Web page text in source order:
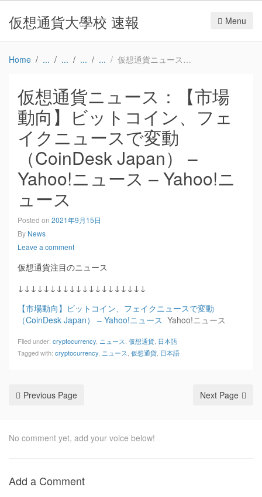
仮想通貨大學校 速報 Menu
Home 仮想通貨ニュース：【市場動向】ビットコイン、フェイクニュースで変動（CoinDesk Japan） – Yahoo!ニュース – Yahoo!ニュース
仮想通貨ニュース：【市場
動向】ビットコイン、フェ
イクニュースで変動
（CoinDesk Japan） –
Yahoo!ニュース – Yahoo!ニ
ュース
Posted on 2021年9月15日
By News
Leave a comment
仮想通貨注目のニュース
↓↓↓↓↓↓↓↓↓↓↓↓↓↓↓↓↓↓↓↓
【市場動向】ビットコイン、フェイクニュースで変動
（CoinDesk Japan） – Yahoo!ニュース Yahoo!ニュース
Filed under: cryptocurrency ニュース 仮想通貨 日本語
Tagged with: cryptocurrency ニュース 仮想通貨 日本語
Previous Page Next Page
No comment yet, add your voice below!
Add a Comment